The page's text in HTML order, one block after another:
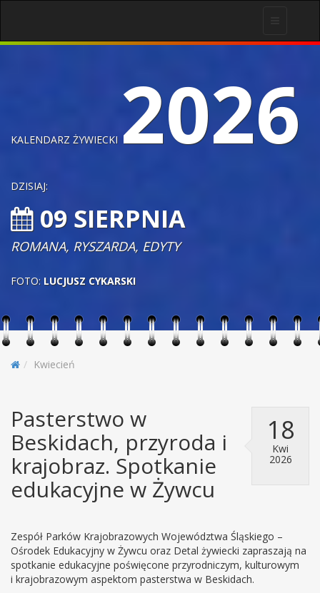
KALENDARZ ŻYWIECKI 2026
DZISIAJ:
09 SIERPNIA
ROMANA, RYSZARDA, EDYTY
FOTO: LUCJUSZ CYKARSKI
Kwiecień
18
Kwi
2026
Pasterstwo w
Beskidach, przyroda i
krajobraz. Spotkanie
edukacyjne w Żywcu
Zespół Parków Krajobrazowych Województwa Śląskiego –
Ośrodek Edukacyjny w Żywcu oraz Detal żywiecki zapraszają na
spotkanie edukacyjne poświęcone przyrodniczym, kulturowym
i krajobrazowym aspektom pasterstwa w Beskidach.